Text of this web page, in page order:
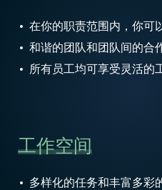
在你的职责范围内，你可
和谐的团队和团队间的合
所有员工均可享受灵活的
工作空间
多样化的任务和丰富多彩